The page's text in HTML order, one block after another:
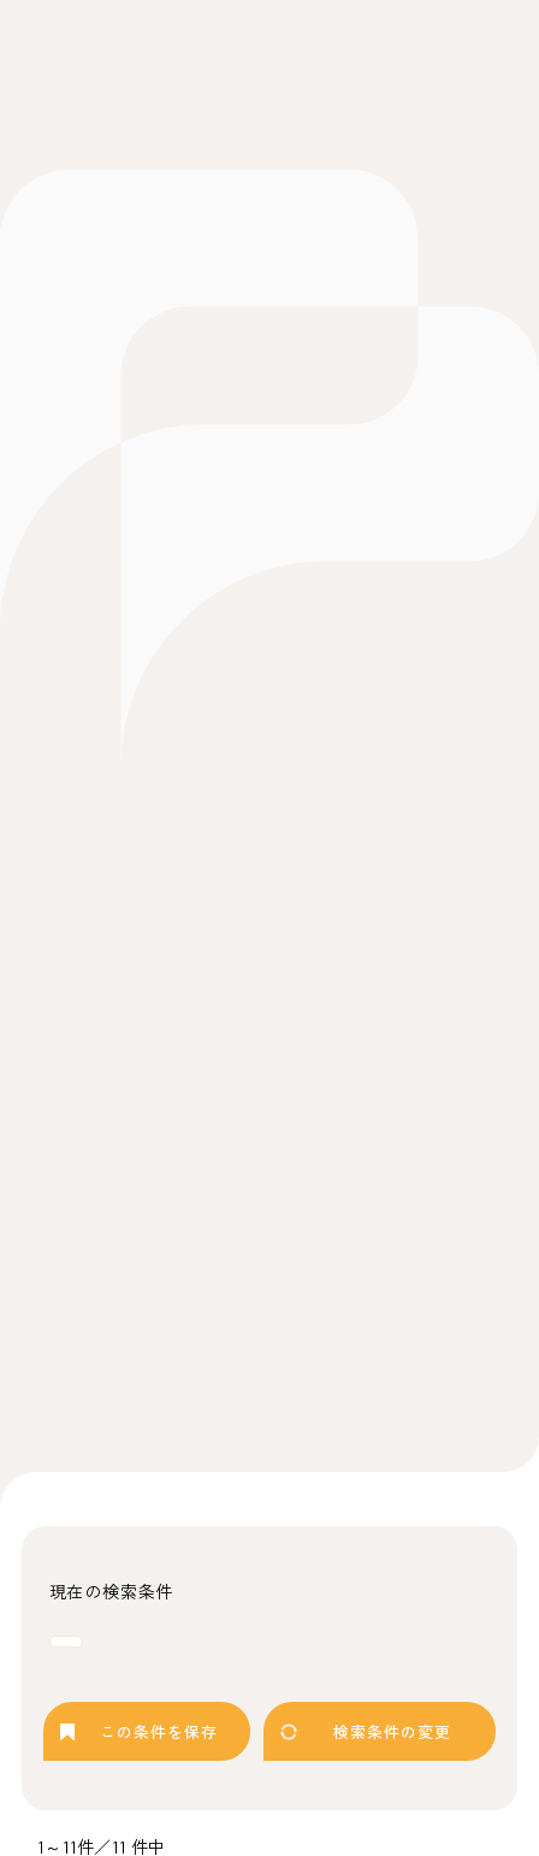
現在の検索条件
この条件を保存 検索条件の変更
1～11件／11 件中